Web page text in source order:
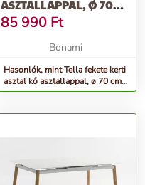
ASZTALLAPPAL, Ø 70
CM - KAVE HOME
85 990 Ft
Bonami
Hasonlók, mint Tella fekete kerti
asztal kő asztallappal, ø 70 cm -
Kave Home